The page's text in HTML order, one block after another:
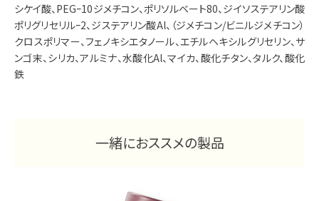
シケイ酸、PEGｰ10ジメチコン、ポリソルベート80、ジイソステアリン酸
ポリグリセリルｰ2、ジステアリン酸Al、（ジメチコン/ビニルジメチコン）
クロスポリマー、フェノキシエタノール、エチルヘキシルグリセリン、サ
ンゴ末、シリカ、アルミナ、水酸化Al、マイカ、酸化チタン、タルク、酸化
鉄
一緒におススメの製品